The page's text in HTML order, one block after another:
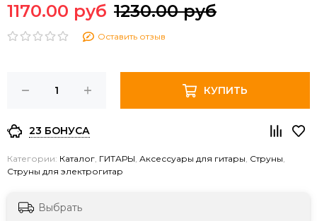
1170.00 руб 1230.00 руб
Оставить отзыв
КУПИТЬ
23 БОНУСА
Категории: Каталог, ГИТАРЫ, Аксессуары для гитары, Струны,
Струны для электрогитар
Выбрать